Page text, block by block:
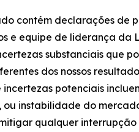
contém declarações de
e equipe de liderança da
substanciais que
dos nossos
potenciais
instabilidade do
qualquer